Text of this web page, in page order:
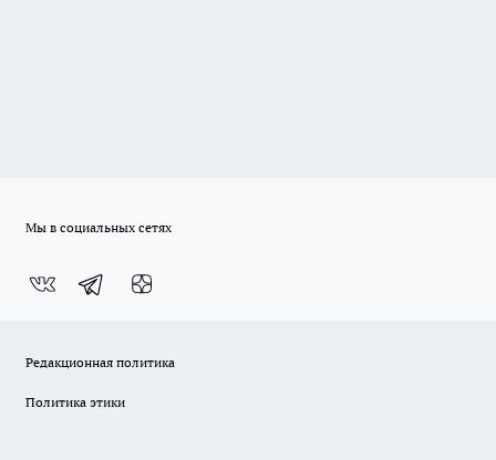
Мы в социальных сетях
Редакционная политика
Политика этики